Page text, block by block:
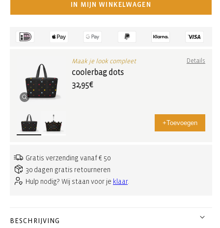
IN MIJN WINKELWAGEN
Maak je look compleet Details
coolerbag dots
32,95€
+Toevoegen
Gratis verzending vanaf € 50
30 dagen gratis retourneren
Hulp nodig? Wij staan voor je klaar.
BESCHRIJVING